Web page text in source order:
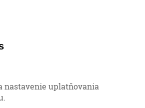
nastavenie uplatňovania